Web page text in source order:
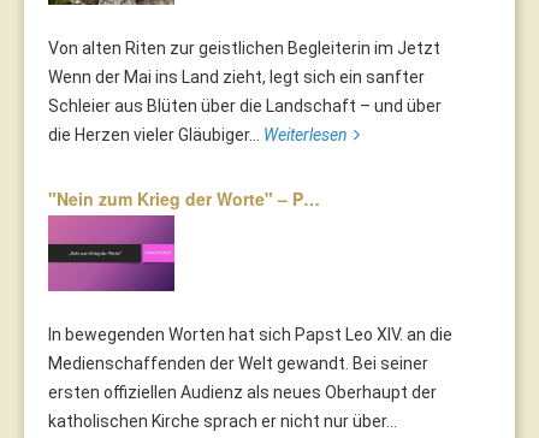
Von alten Riten zur geistlichen Begleiterin im Jetzt
Wenn der Mai ins Land zieht, legt sich ein sanfter
Schleier aus Blüten über die Landschaft – und über
die Herzen vieler Gläubiger... Weiterlesen
"Nein zum Krieg der Worte" – P…
In bewegenden Worten hat sich Papst Leo XIV. an die
Medienschaffenden der Welt gewandt. Bei seiner
ersten offiziellen Audienz als neues Oberhaupt der
katholischen Kirche sprach er nicht nur über...